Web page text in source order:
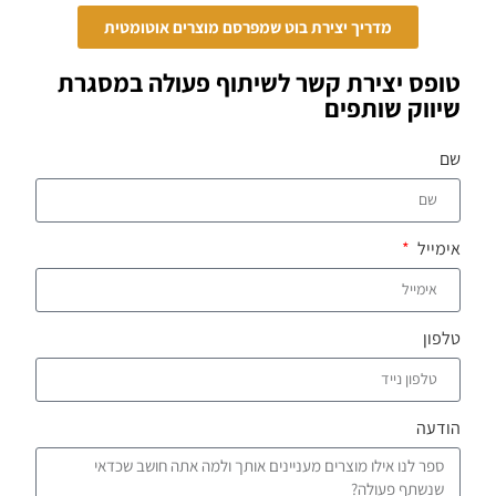
מדריך יצירת בוט שמפרסם מוצרים אוטומטית
טופס יצירת קשר לשיתוף פעולה במסגרת
שיווק שותפים
שם
אימייל
טלפון
הודעה